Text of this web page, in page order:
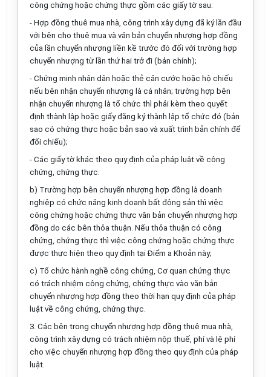
công chứng hoặc chứng thực gồm các giấy tờ sau:
- Hợp đồng thuê mua nhà, công trình xây dựng đã ký lần đầu
với bên cho thuê mua và văn bản chuyển nhượng hợp đồng
của lần chuyển nhượng liền kề trước đó đối với trường hợp
chuyển nhượng từ lần thứ hai trở đi (bản chính);
- Chứng minh nhân dân hoặc thẻ căn cước hoặc hộ chiếu
nếu bên nhận chuyển nhượng là cá nhân; trường hợp bên
nhận chuyển nhượng là tổ chức thì phải kèm theo quyết
định thành lập hoặc giấy đăng ký thành lập tổ chức đó (bản
sao có chứng thực hoặc bản sao và xuất trình bản chính để
đối chiếu);
- Các giấy tờ khác theo quy định của pháp luật về công
chứng, chứng thực.
b) Trường hợp bên chuyển nhượng hợp đồng là doanh
nghiệp có chức năng kinh doanh bất động sản thì việc
công chứng hoặc chứng thực văn bản chuyển nhượng hợp
đồng do các bên thỏa thuận. Nếu thỏa thuận có công
chứng, chứng thực thì việc công chứng hoặc chứng thực
được thực hiện theo quy định tại Điểm a Khoản này;
c) Tổ chức hành nghề công chứng, Cơ quan chứng thực
có trách nhiệm công chứng, chứng thực vào văn bản
chuyển nhượng hợp đồng theo thời hạn quy định của pháp
luật về công chứng, chứng thực.
3. Các bên trong chuyển nhượng hợp đồng thuê mua nhà,
công trình xây dựng có trách nhiệm nộp thuế, phí và lệ phí
cho việc chuyển nhượng hợp đồng theo quy định của pháp
luật.